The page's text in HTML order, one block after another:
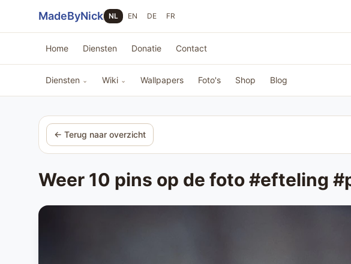
MadeByNick NL EN DE FR
Home Diensten Donatie Contact
Diensten ⌄ Wiki ⌄ Wallpapers Foto's Shop Blog
← Terug naar overzicht
Weer 10 pins op de foto #efteling